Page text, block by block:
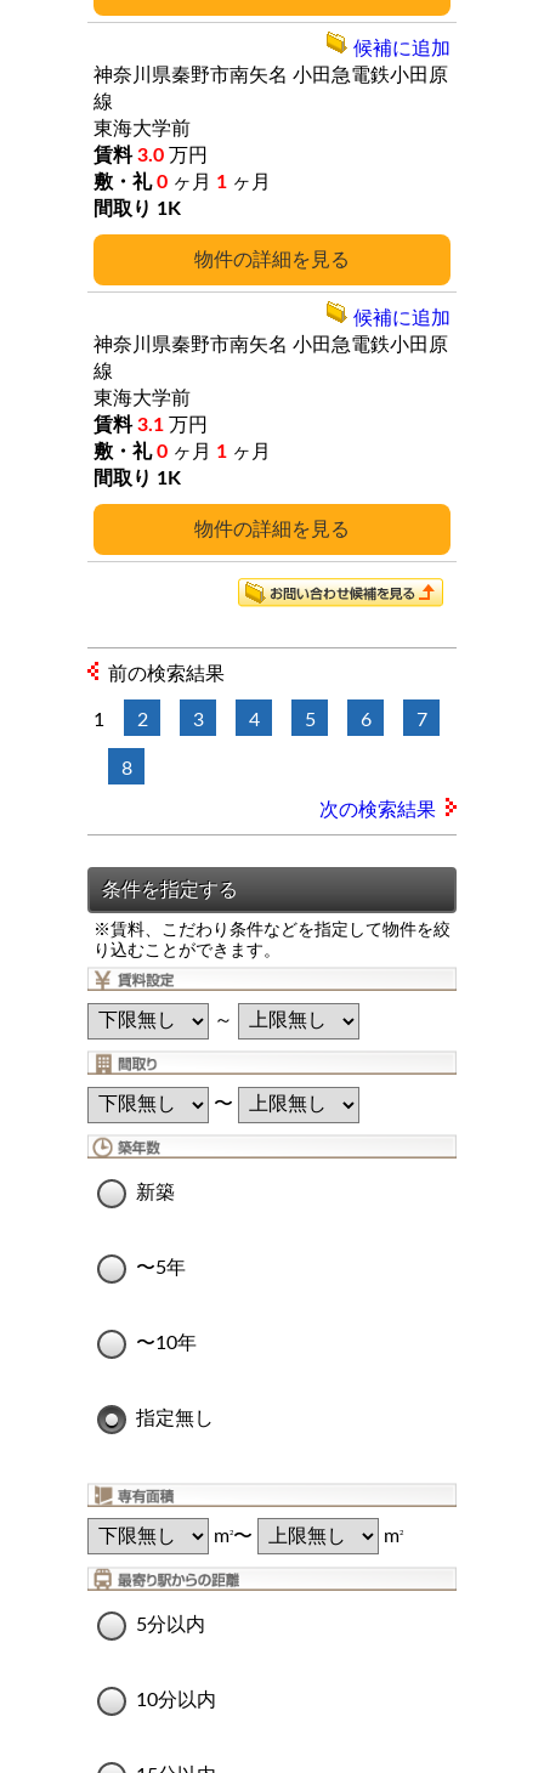
詳細
神奈川県秦野市南矢名 小田急電鉄小田原
線
東海大学前
3.0 万円
0 ヶ月 1 ヶ月
1K
候補に追加
詳細
神奈川県秦野市南矢名 小田急電鉄小田原
線
東海大学前
3.1 万円
0 ヶ月 1 ヶ月
1K
候補に追加
前の検索結果
1 2 3 4 5 6 7
8
次の検索結果
※賃料、こだわり条件などを指定して物件を絞
り込むことができます。
～
〜
新築
〜5年
〜10年
指定無し
m2〜 m2
5分以内
10分以内